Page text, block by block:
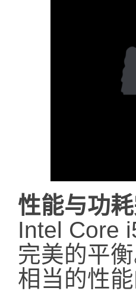
性能与功
Intel Core
完美的平
相当的性